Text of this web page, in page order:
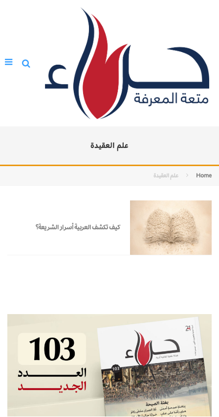
علم العقيدة
Home علم العقيدة
كيف تكشف العربية أسرار الشريعة؟